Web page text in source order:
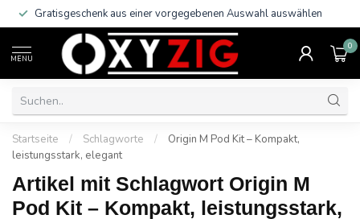
Gratisgeschenk aus einer vorgegebenen Auswahl auswählen
MENU
0
Startseite / Schlagworte /
Origin M Pod Kit – Kompakt,
leistungsstark, elegant
Artikel mit Schlagwort Origin M
Pod Kit – Kompakt, leistungsstark,